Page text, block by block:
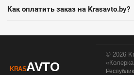
Как оплатить заказ на Krasavto.by?
KRASAVTO
© 2026